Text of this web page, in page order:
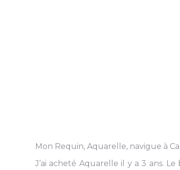
Mon Requin, Aquarelle, navigue à
J’ai acheté Aquarelle il y a 3 ans.